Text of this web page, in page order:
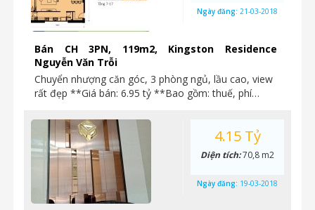
Bán CH 3PN, 119m2, Kingston Residence
Nguyễn Văn Trỗi
Chuyển nhượng căn góc, 3 phòng ngủ, lầu cao, view
rất đẹp **Giá bán: 6.95 tỷ **Bao gồm: thuế, phí…
Ngày đăng: 21-03-2018
4.15 Tỷ
Diện tích:70,8 m2
Ngày đăng: 19-03-2018